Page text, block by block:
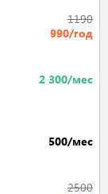
1190
990/год
2 300/мес
500/мес
2500